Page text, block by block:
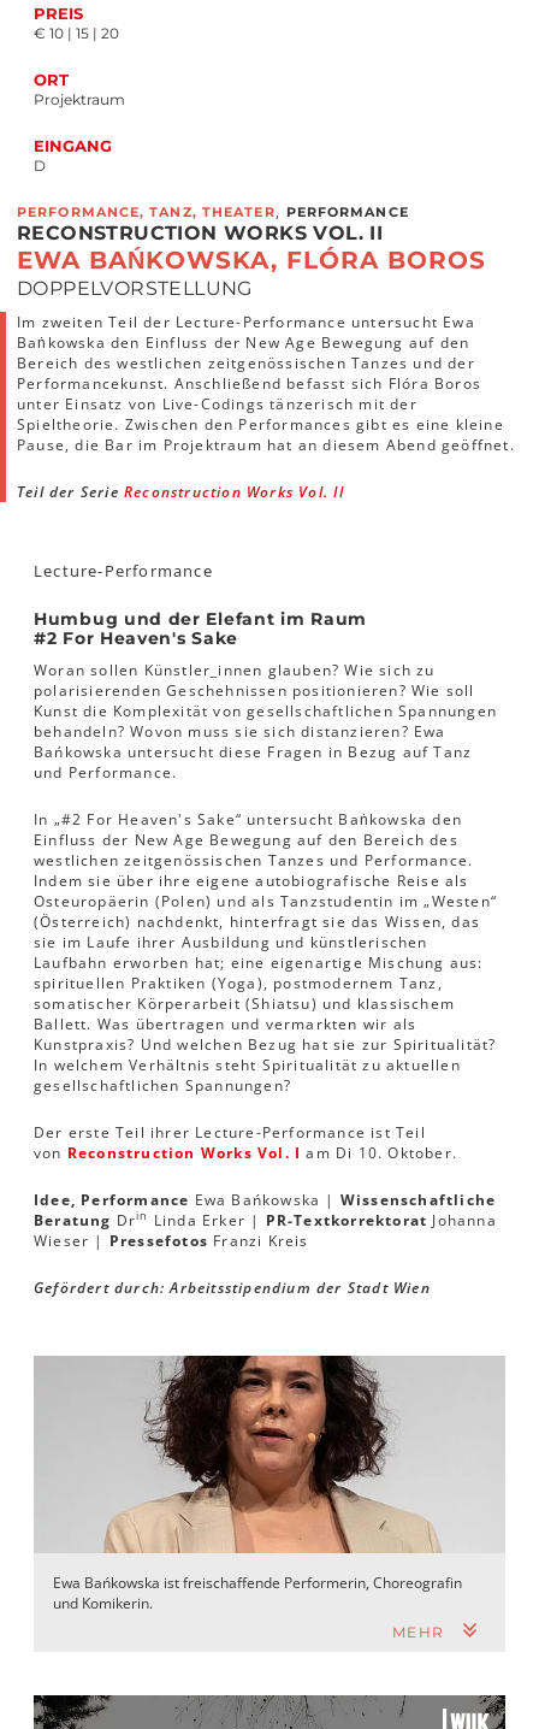
PREIS
€ 10 | 15 | 20
ORT
Projektraum
EINGANG
D
PERFORMANCE, TANZ, THEATER, PERFORMANCE
RECONSTRUCTION WORKS VOL. II
EWA BAŃKOWSKA, FLÓRA BOROS
DOPPELVORSTELLUNG
Im zweiten Teil der Lecture-Performance untersucht Ewa
Baṅkowska den Einfluss der New Age Bewegung auf den
Bereich des westlichen zeitgenössischen Tanzes und der
Performancekunst. Anschließend befasst sich Flóra Boros
unter Einsatz von Live-Codings tänzerisch mit der
Spieltheorie. Zwischen den Performances gibt es eine kleine
Pause, die Bar im Projektraum hat an diesem Abend geöffnet.
Teil der Serie Reconstruction Works Vol. II
Lecture-Performance
Humbug und der Elefant im Raum
#2 For Heaven's Sake
Woran sollen Künstler_innen glauben? Wie sich zu
polarisierenden Geschehnissen positionieren? Wie soll
Kunst die Komplexität von gesellschaftlichen Spannungen
behandeln? Wovon muss sie sich distanzieren? Ewa
Bańkowska untersucht diese Fragen in Bezug auf Tanz
und Performance.
In „#2 For Heaven's Sake“ untersucht Baṅkowska den
Einfluss der New Age Bewegung auf den Bereich des
westlichen zeitgenössischen Tanzes und Performance.
Indem sie über ihre eigene autobiografische Reise als
Osteuropäerin (Polen) und als Tanzstudentin im „Westen“
(Österreich) nachdenkt, hinterfragt sie das Wissen, das
sie im Laufe ihrer Ausbildung und künstlerischen
Laufbahn erworben hat; eine eigenartige Mischung aus:
spirituellen Praktiken (Yoga), postmodernem Tanz,
somatischer Körperarbeit (Shiatsu) und klassischem
Ballett. Was übertragen und vermarkten wir als
Kunstpraxis? Und welchen Bezug hat sie zur Spiritualität?
In welchem Verhältnis steht Spiritualität zu aktuellen
gesellschaftlichen Spannungen?
Der erste Teil ihrer Lecture-Performance ist Teil
von Reconstruction Works Vol. I am Di 10. Oktober.
Idee, Performance Ewa Bańkowska | Wissenschaftliche
Beratung Drin Linda Erker | PR-Textkorrektorat Johanna
Wieser | Pressefotos Franzi Kreis
Gefördert durch: Arbeitsstipendium der Stadt Wien
Ewa Bańkowska ist freischaffende Performerin, Choreografin
und Komikerin.
MEHR